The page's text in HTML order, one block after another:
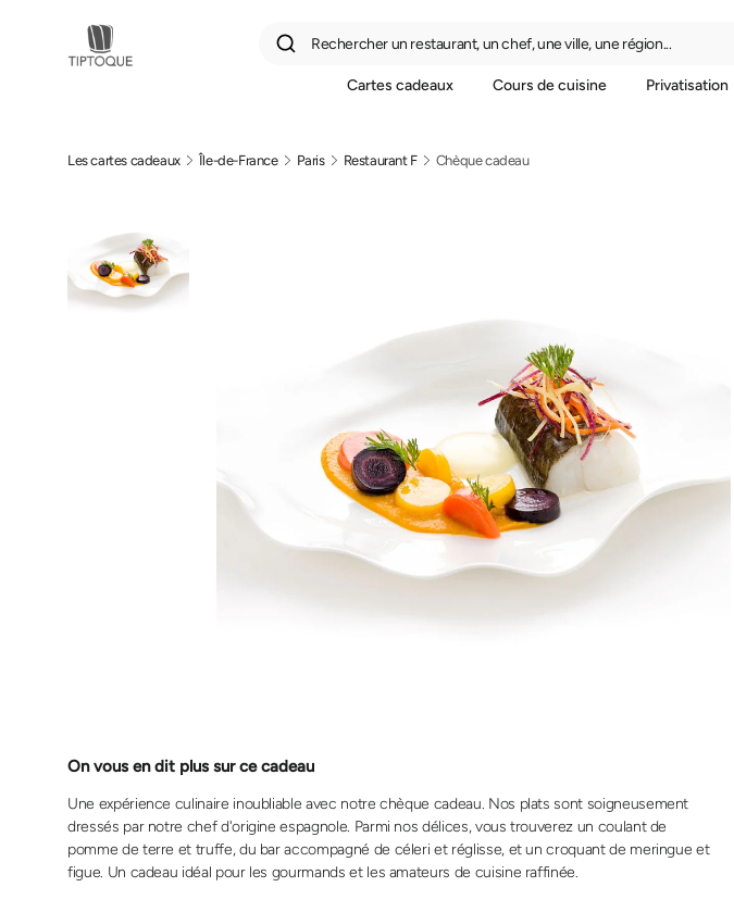
Rechercher un restaurant, un chef, une ville, une région...
Cartes cadeaux Cours de cuisine Privatisation
Les cartes cadeaux Île-de-France Paris Restaurant F Chèque cadeau
On vous en dit plus sur ce cadeau
Une expérience culinaire inoubliable avec notre chèque cadeau. Nos plats sont soigneusement
dressés par notre chef d'origine espagnole. Parmi nos délices, vous trouverez un coulant de
pomme de terre et truffe, du bar accompagné de céleri et réglisse, et un croquant de meringue et
figue. Un cadeau idéal pour les gourmands et les amateurs de cuisine raffinée.